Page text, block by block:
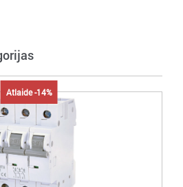
Atlaide -14%